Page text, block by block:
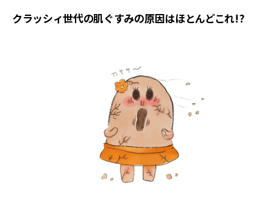
クラッシィ世代の肌ぐすみの原因はほとんどこれ!?